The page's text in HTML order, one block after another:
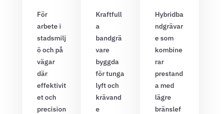
För
arbete i
stadsmilj
ö och på
vägar
där
effektivit
et och
precision
Kraftfull
a
bandgrä
vare
byggda
för tunga
lyft och
krävand
e
Hybridba
ndgrävar
e som
kombine
rar
prestand
a med
lägre
bränslef